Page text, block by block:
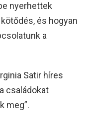
nyerhettek
és hogyan
a
Satir híres
családokat
meg”.